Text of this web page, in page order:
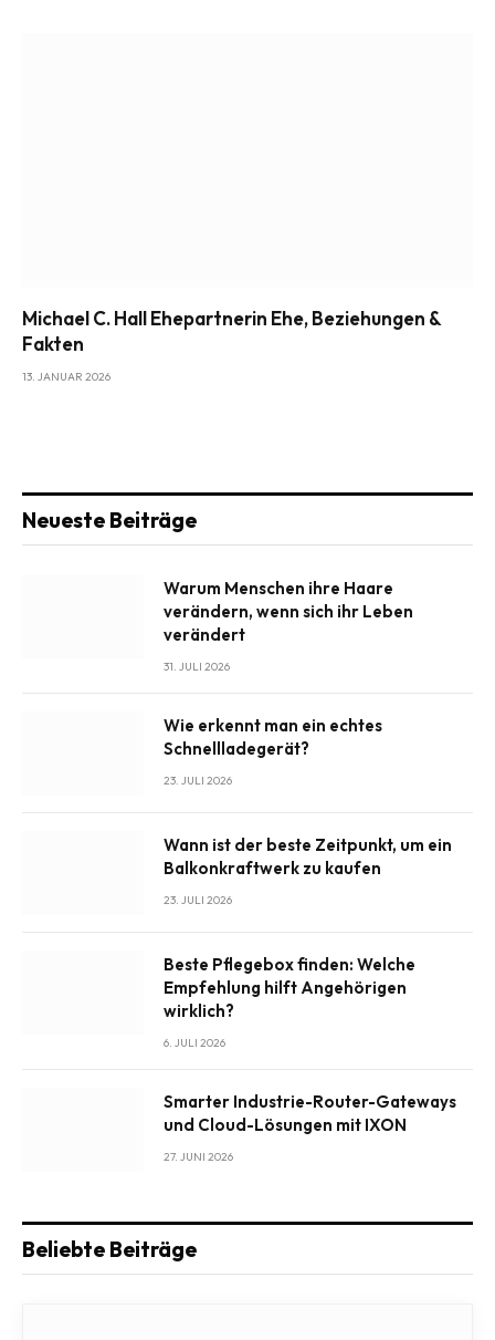
Michael C. Hall Ehepartnerin Ehe, Beziehungen &
Fakten
13. JANUAR 2026
Neueste Beiträge
Warum Menschen ihre Haare
verändern, wenn sich ihr Leben
verändert
31. JULI 2026
Wie erkennt man ein echtes
Schnellladegerät?
23. JULI 2026
Wann ist der beste Zeitpunkt, um ein
Balkonkraftwerk zu kaufen
23. JULI 2026
Beste Pflegebox finden: Welche
Empfehlung hilft Angehörigen
wirklich?
6. JULI 2026
Smarter Industrie-Router-Gateways
und Cloud-Lösungen mit IXON
27. JUNI 2026
Beliebte Beiträge